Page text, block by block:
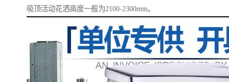
吸顶活动花洒高度一般为2100-2300mm。